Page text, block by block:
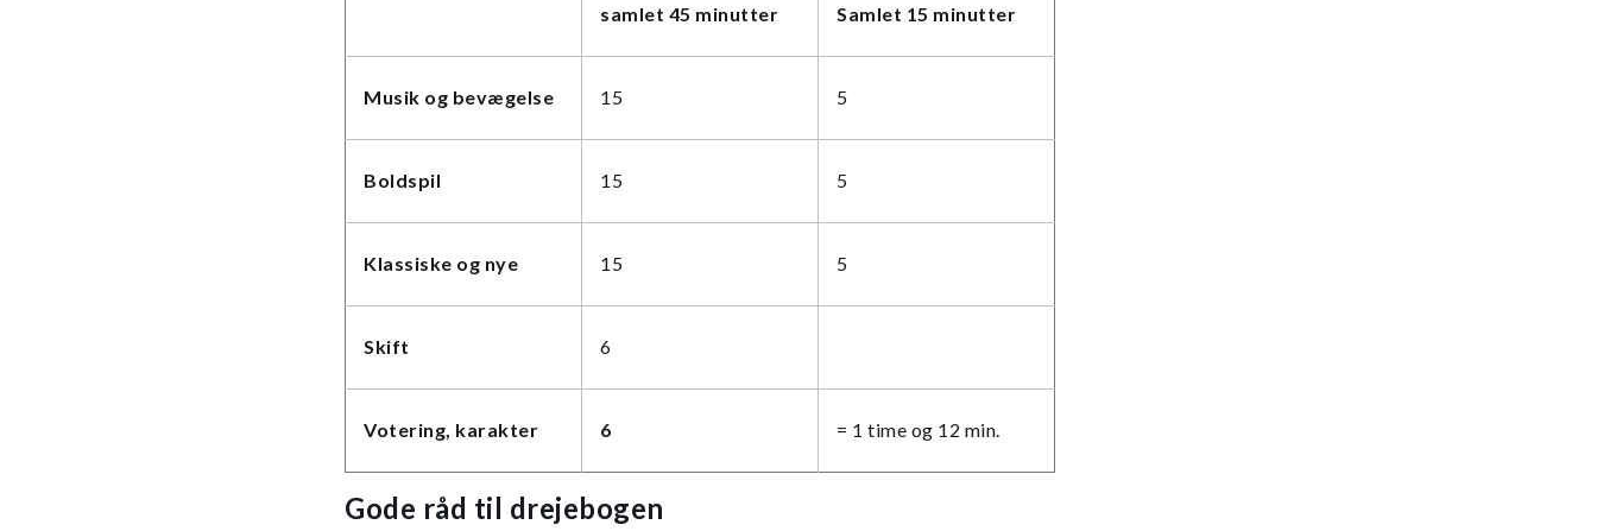
samlet 45 minutter Samlet 15 minutter
Musik og bevægelse 15 5
Boldspil 15 5
Klassiske og nye 15 5
Skift 6
Votering, karakter 6 = 1 time og 12 min.
Gode råd til drejebogen